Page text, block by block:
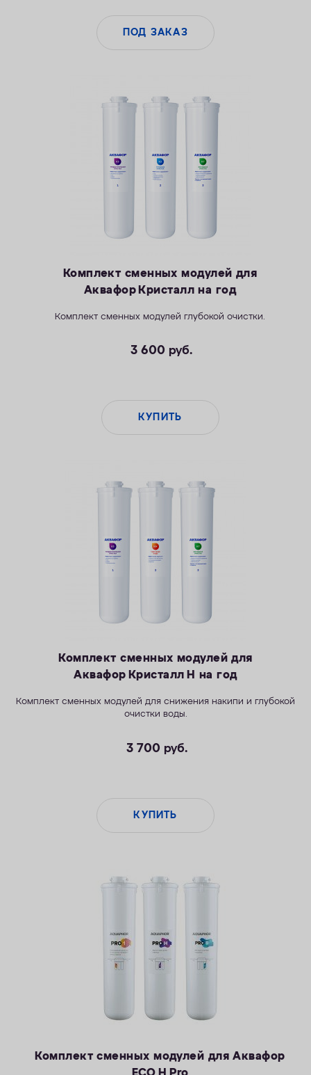
ПОД ЗАКАЗ
Комплект сменных модулей для
Аквафор Кристалл на год
Комплект сменных модулей глубокой очистки.
3 600 руб.
КУПИТЬ
Комплект сменных модулей для
Аквафор Кристалл H на год
Комплект сменных модулей для снижения накипи и глубокой
очистки воды.
3 700 руб.
КУПИТЬ
Комплект сменных модулей для Аквафор